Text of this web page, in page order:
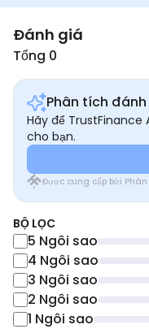
Đánh giá
Tổng 0
Phân tích đánh
Hãy để
cho bạn.
Được cung cấp bởi
BỘ LỌC
5 Ngôi sao
4 Ngôi sao
3 Ngôi sao
2 Ngôi sao
1 Ngôi sao